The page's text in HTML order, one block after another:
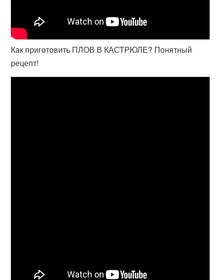
Как приготовить ПЛОВ В КАСТРЮЛЕ? Понятный
рецепт!